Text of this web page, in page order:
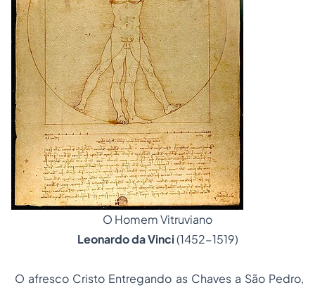
O Homem Vitruviano
Leonardo da Vinci(1452-1519)
O afresco Cristo Entregando as Chaves a São Pedro,